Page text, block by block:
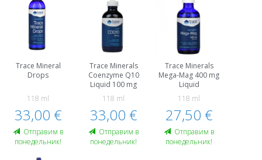
Trace Mineral
Drops
118 ml
33,00 €
Oтправим в
понедельник!
Trace Minerals
Coenzyme Q10
Liquid 100 mg
118 ml
33,00 €
Oтправим в
понедельник!
Trace Minerals
Mega-Mag 400 mg
Liquid
118 ml
27,50 €
Oтправим в
понедельник!